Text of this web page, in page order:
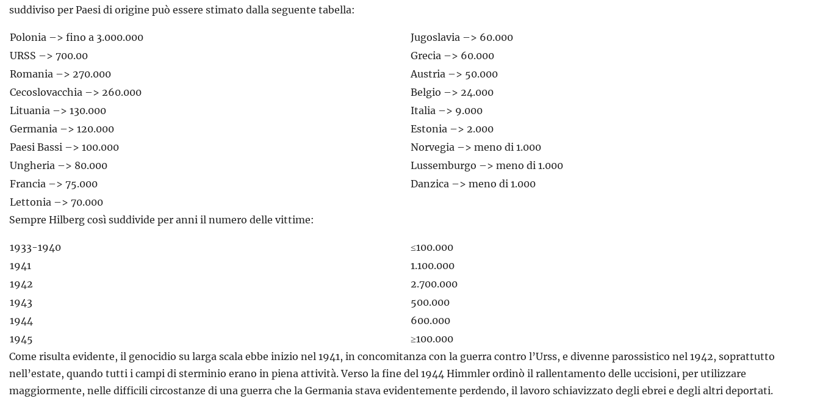
suddiviso per Paesi di origine può essere stimato dalla seguente tabella:
Polonia –> fino a 3.000.000
Jugoslavia –> 60.000
URSS –> 700.00
Grecia –> 60.000
Romania –> 270.000
Austria –> 50.000
Cecoslovacchia –> 260.000
Belgio –> 24.000
Lituania –> 130.000
Italia –> 9.000
Germania –> 120.000
Estonia –> 2.000
Paesi Bassi –> 100.000
Norvegia –> meno di 1.000
Ungheria –> 80.000
Lussemburgo –> meno di 1.000
Francia –> 75.000
Danzica –> meno di 1.000
Lettonia –> 70.000
Sempre Hilberg così suddivide per anni il numero delle vittime:
1933-1940
≤100.000
1941
1.100.000
1942
2.700.000
1943
500.000
1944
600.000
1945
≥100.000
Come risulta evidente, il genocidio su larga scala ebbe inizio nel 1941, in concomitanza con la guerra contro l’Urss, e divenne parossistico nel 1942, soprattutto
nell’estate, quando tutti i campi di sterminio erano in piena attività. Verso la fine del 1944 Himmler ordinò il rallentamento delle uccisioni, per utilizzare
maggiormente, nelle difficili circostanze di una guerra che la Germania stava evidentemente perdendo, il lavoro schiavizzato degli ebrei e degli altri deportati.